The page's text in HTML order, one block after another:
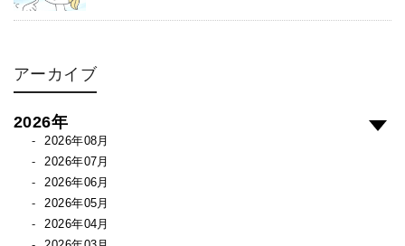
アーカイブ
2026年
2026年08月
2026年07月
2026年06月
2026年05月
2026年04月